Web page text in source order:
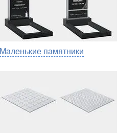
Маленькие памятники